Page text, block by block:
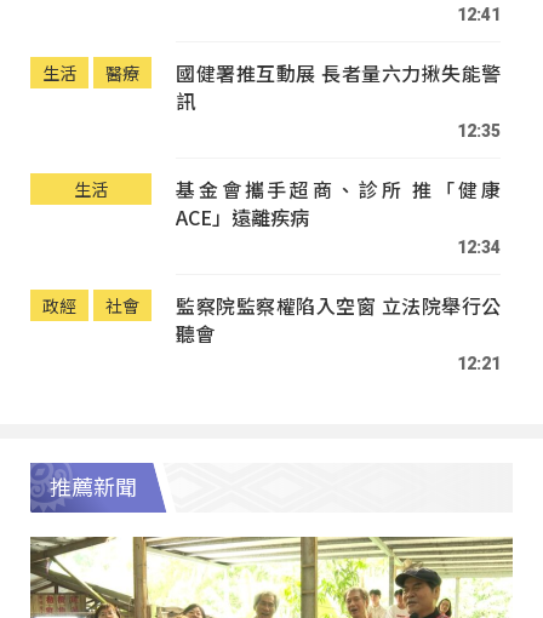
12:41
生活 醫療
國健署推互動展 長者量六力揪失能警
訊
12:35
生活
基金會攜手超商、診所 推「健康
ACE」遠離疾病
12:34
政經 社會
監察院監察權陷入空窗 立法院舉行公
聽會
12:21
推薦新聞